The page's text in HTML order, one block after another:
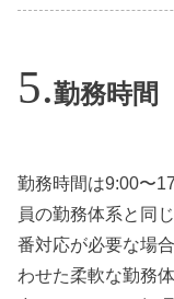
勤務時間
勤務時間は9:00〜
員の勤務体系と同
番対応が必要な場
わせた柔軟な勤務